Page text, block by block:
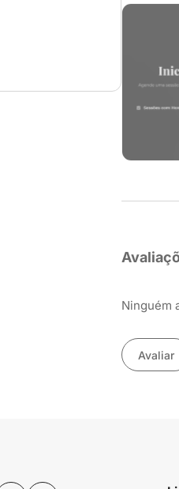
Ninguém
Avaliar